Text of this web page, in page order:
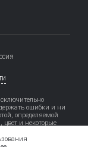
ошибки и ни
определяемой
и некоторые